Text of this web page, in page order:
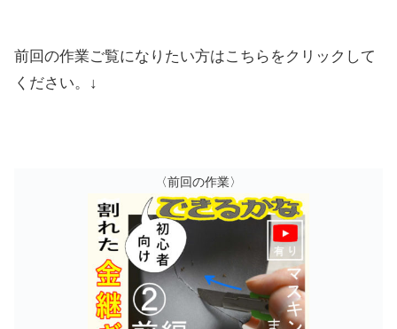
前回の作業ご覧になりたい方はこちらをクリックして
ください。↓
〈前回の作業〉